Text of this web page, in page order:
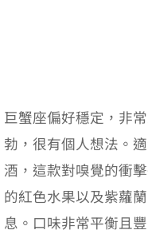
巨蟹座偏好穩定，非
勃，很有個人想法。
酒，這款對嗅覺的衝
的紅色水果以及紫蘿
息。口味非常平衡且